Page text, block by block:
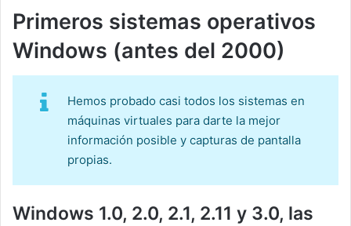
Primeros sistemas operativos
Windows (antes del 2000)
Hemos probado casi todos los sistemas en
máquinas virtuales para darte la mejor
información posible y capturas de pantalla
propias.
Windows 1.0, 2.0, 2.1, 2.11 y 3.0, las